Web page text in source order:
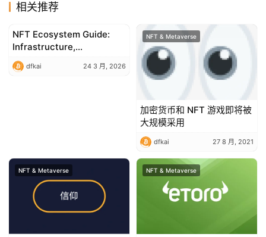
相关推荐
NFT & Metaverse
NFT Ecosystem Guide:
Infrastructure,
Technology, and
Application Tracks
dfkai 24 3 月, 2026
NFT & Metaverse
加密货币和 NFT 游戏即将被
大规模采用
dfkai 27 8 月, 2021
NFT & Metaverse NFT & Metaverse